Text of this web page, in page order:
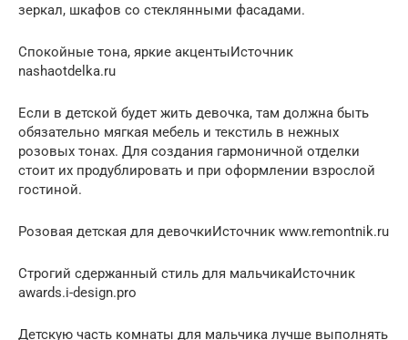
зеркал, шкафов со стеклянными фасадами.
Спокойные тона, яркие акцентыИсточник
nashaotdelka.ru
Если в детской будет жить девочка, там должна быть
обязательно мягкая мебель и текстиль в нежных
розовых тонах. Для создания гармоничной отделки
стоит их продублировать и при оформлении взрослой
гостиной.
Розовая детская для девочкиИсточник www.remontnik.ru
Строгий сдержанный стиль для мальчикаИсточник
awards.i-design.pro
Детскую часть комнаты для мальчика лучше выполнять